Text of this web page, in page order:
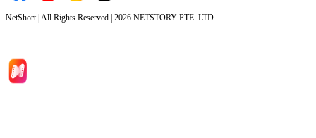
NetShort | All Rights Reserved | 2026 NETSTORY PTE. LTD.